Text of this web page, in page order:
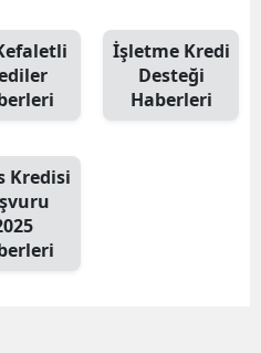
İşletme Kredi
Desteği
Haberleri
Kredisi